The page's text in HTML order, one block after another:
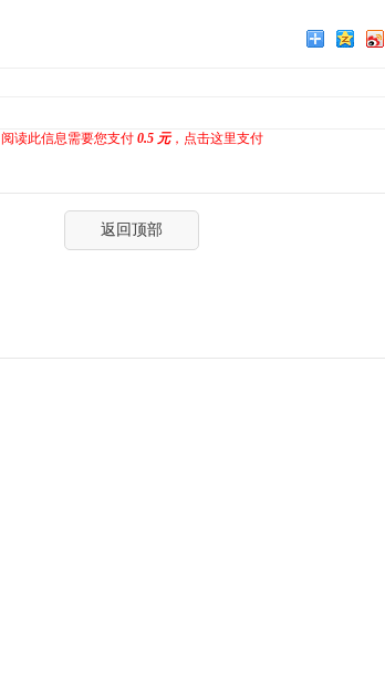
阅读此信息需要您支付 0.5 元，点击这里支付
返回顶部